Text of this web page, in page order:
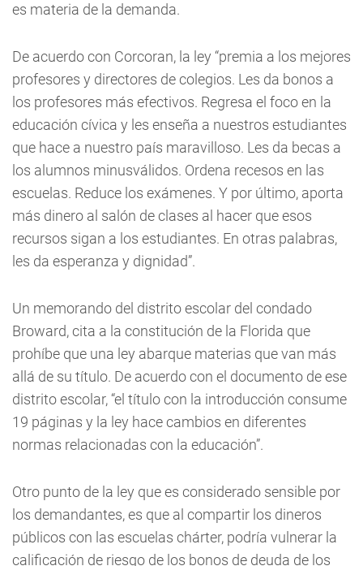
es materia de la demanda.
De acuerdo con Corcoran, la ley “premia a los mejores
profesores y directores de colegios. Les da bonos a
los profesores más efectivos. Regresa el foco en la
educación cívica y les enseña a nuestros estudiantes
que hace a nuestro país maravilloso. Les da becas a
los alumnos minusválidos. Ordena recesos en las
escuelas. Reduce los exámenes. Y por último, aporta
más dinero al salón de clases al hacer que esos
recursos sigan a los estudiantes. En otras palabras,
les da esperanza y dignidad”.
Un memorando del distrito escolar del condado
Broward, cita a la constitución de la Florida que
prohíbe que una ley abarque materias que van más
allá de su título. De acuerdo con el documento de ese
distrito escolar, “el título con la introducción consume
19 páginas y la ley hace cambios en diferentes
normas relacionadas con la educación”.
Otro punto de la ley que es considerado sensible por
los demandantes, es que al compartir los dineros
públicos con las escuelas chárter, podría vulnerar la
calificación de riesgo de los bonos de deuda de los